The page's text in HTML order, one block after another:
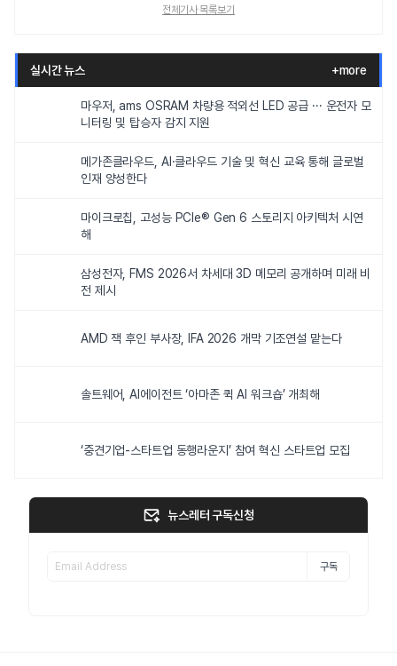
전체기사 목록보기
실시간 뉴스 +more
마우저, ams OSRAM 차량용 적외선 LED 공급 ··· 운전자 모
니터링 및 탑승자 감지 지원
메가존클라우드, AI·클라우드 기술 및 혁신 교육 통해 글로벌
인재 양성한다
마이크로칩, 고성능 PCIe® Gen 6 스토리지 아키텍처 시연
해
삼성전자, FMS 2026서 차세대 3D 메모리 공개하며 미래 비
전 제시
AMD 잭 후인 부사장, IFA 2026 개막 기조연설 맡는다
솔트웨어, AI에이전트 ‘아마존 퀵 AI 워크숍’ 개최해
‘중견기업-스타트업 동행라운지’ 참여 혁신 스타트업 모집
뉴스레터 구독신청
구독